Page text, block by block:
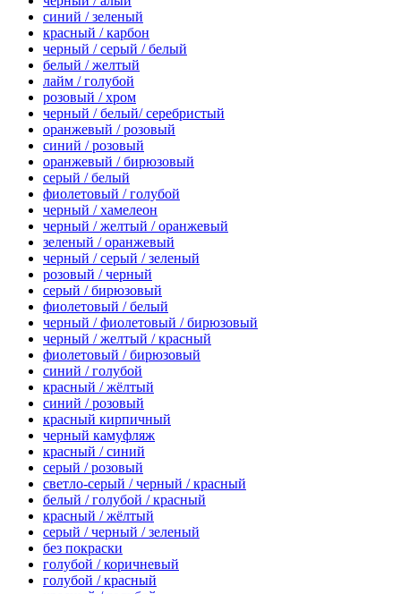
синий / зеленый
красный / карбон
черный / серый / белый
белый / желтый
лайм / голубой
розовый / хром
черный / белый/ серебристый
оранжевый / розовый
синий / розовый
оранжевый / бирюзовый
серый / белый
фиолетовый / голубой
черный / хамелеон
черный / желтый / оранжевый
зеленый / оранжевый
черный / серый / зеленый
розовый / черный
серый / бирюзовый
фиолетовый / белый
черный / фиолетовый / бирюзовый
черный / желтый / красный
фиолетовый / бирюзовый
синий / голубой
красный / жёлтый
синий / розовый
красный кирпичный
черный камуфляж
красный / синий
серый / розовый
светло-серый / черный / красный
белый / голубой / красный
красный / жёлтый
серый / черный / зеленый
без покраски
голубой / коричневый
голубой / красный